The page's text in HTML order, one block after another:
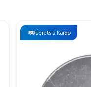
Ücretsiz Kargo